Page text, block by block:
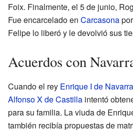
Foix. Finalmente, el 5 de junio,
Fue encarcelado en Carcasona
Felipe lo liberó y le devolvió sus
Acuerdos con
Cuando el rey Enrique I de Navarra
Alfonso X de Castilla intentó
para su familia. La viuda de
también recibía propuestas de